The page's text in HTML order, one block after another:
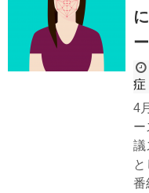
症
4
ー
議
番